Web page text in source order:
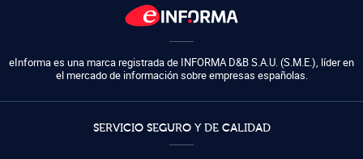
eInforma es una marca registrada de INFORMA D&B S.A.U. (S.M.E.), líder en
el mercado de información sobre empresas españolas.
SERVICIO SEGURO Y DE CALIDAD